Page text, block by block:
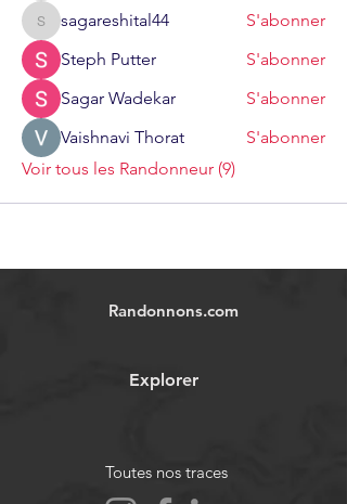
sagareshital44
sagareshital44
S'abonner
Steph Putter
S'abonner
Sagar Wadekar
S'abonner
Vaishnavi Thorat
S'abonner
Voir tous les Randonneur (9)
Randonnons.com
Explorer
Toutes nos traces